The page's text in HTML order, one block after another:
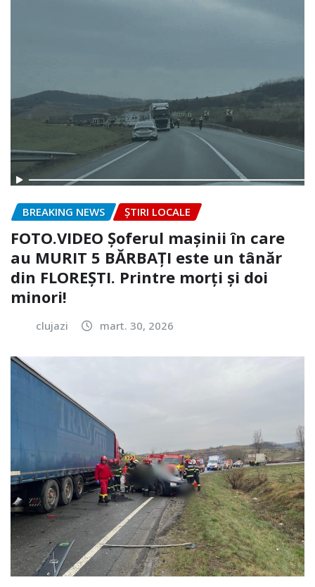
BREAKING NEWS ȘTIRI LOCALE
FOTO.VIDEO Șoferul mașinii în care
au MURIT 5 BĂRBAȚI este un tânăr
din FLOREȘTI. Printre morți și doi
minori!
clujazi mart. 30, 2026